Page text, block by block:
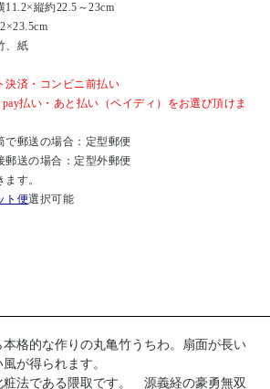
11.2×縦約22.5～23cm
、紙
決済・コンビニ前払い
pay払い・あと払い（ペイディ）をお選び頂けま
で郵送の場合：定型郵便
郵送の場合：定型外郵便
す。
ト便選択可能
格的な作りの丸亀竹うちわ。扇面が長い
が得られます。
粧法である隈取です。 源義経の豪勇無双